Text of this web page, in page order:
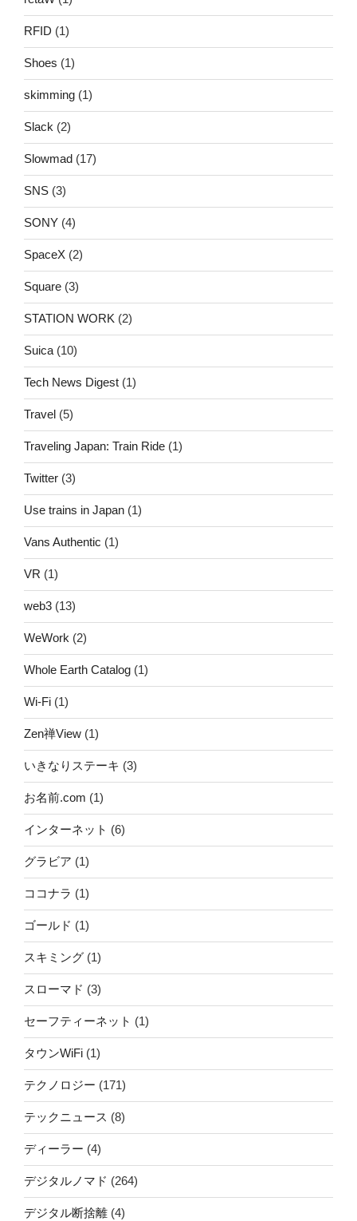
RFID (1)
Shoes (1)
skimming (1)
Slack (2)
Slowmad (17)
SNS (3)
SONY (4)
SpaceX (2)
Square (3)
STATION WORK (2)
Suica (10)
Tech News Digest (1)
Travel (5)
Traveling Japan: Train Ride (1)
Twitter (3)
Use trains in Japan (1)
Vans Authentic (1)
VR (1)
web3 (13)
WeWork (2)
Whole Earth Catalog (1)
Wi-Fi (1)
Zen禅View (1)
いきなりステーキ (3)
お名前.com (1)
インターネット (6)
グラビア (1)
ココナラ (1)
ゴールド (1)
スキミング (1)
スローマド (3)
セーフティーネット (1)
タウンWiFi (1)
テクノロジー (171)
テックニュース (8)
ディーラー (4)
デジタルノマド (264)
デジタル断捨離 (4)